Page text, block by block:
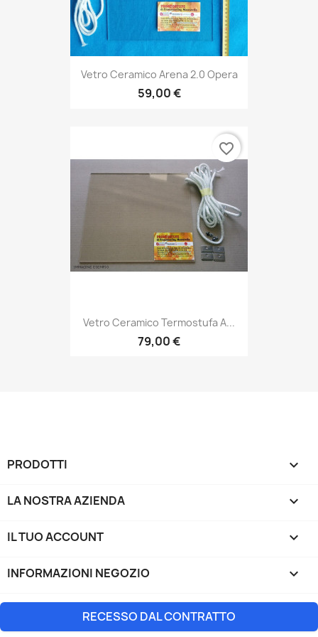
Vetro Ceramico Arena 2.0 Opera
59,00 €
Vetro Ceramico Termostufa A...
79,00 €
favorite_border
PRODOTTI 
LA NOSTRA AZIENDA 
IL TUO ACCOUNT 
INFORMAZIONI NEGOZIO keyboard_arrow_down
RECESSO DAL CONTRATTO